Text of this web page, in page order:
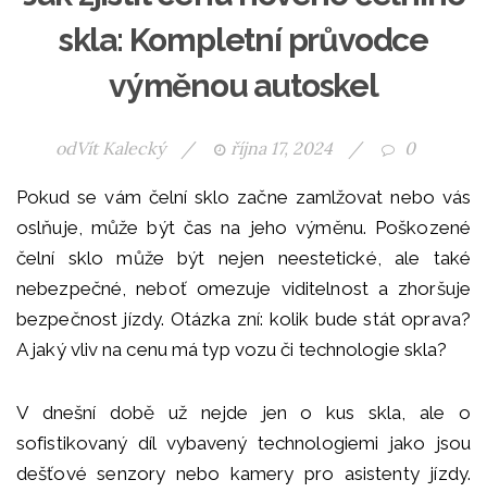
skla: Kompletní průvodce
výměnou autoskel
odVít Kalecký / října 17, 2024 / 0
Pokud se vám čelní sklo začne zamlžovat nebo vás
oslňuje, může být čas na jeho výměnu. Poškozené
čelní sklo může být nejen neestetické, ale také
nebezpečné, neboť omezuje viditelnost a zhoršuje
bezpečnost jízdy. Otázka zní: kolik bude stát oprava?
A jaký vliv na cenu má typ vozu či technologie skla?
V dnešní době už nejde jen o kus skla, ale o
sofistikovaný díl vybavený technologiemi jako jsou
dešťové senzory nebo kamery pro asistenty jízdy.